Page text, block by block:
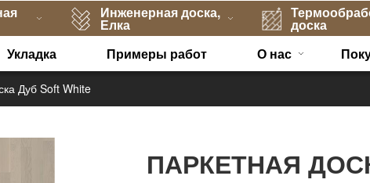
Инженерная доска,
Елка доска
Укладка Примеры работ О нас
Дуб Soft White
ПАРКЕТНАЯ